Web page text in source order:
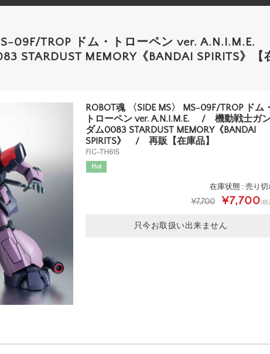
09F/TROP ドム・トローペン ver. A.N.I.M.E.
MEMORY《BANDAI SPIRITS》【
ROBOT魂 〈SIDE MS〉 MS-09F/TROP ドム・
トローペン ver. A.N.I.M.E. / 機動戦士ガ
ダム0083 STARDUST MEMORY《BANDAI
SPIRITS》 / 再販【在庫品】
FIG-TH615
Hot
在庫状態 : 売り切
¥7,700 ¥7,700(税
只今お取扱い出来ません